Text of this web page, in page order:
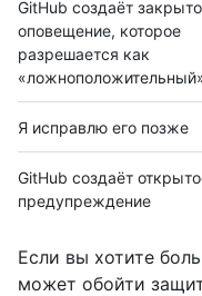
GitHub создаёт
оповещение, которое
разрешается как
Я исправлю его позже
GitHub создаёт
предупреждение
Если вы хотите
может обойти